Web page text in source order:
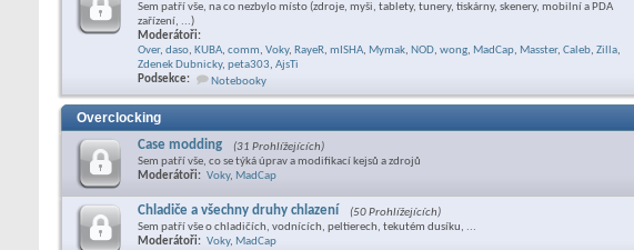
Sem patří vše, na co nezbylo místo (zdroje, myši, tablety, tunery, tiskárny, skenery, mobilní a PDA
zařízení, ...)
Moderátoři:
Over, daso, KUBA, comm, Voky, RayeR, mISHA, Mymak, NOD, wong, MadCap, Masster, Caleb, Zilla,
Zdenek Dubnicky, peta303, AjsTi
Podsekce:
Notebooky
Overclocking
Case modding
(31 Prohlížejících)
Sem patří vše, co se týká úprav a modifikací kejsů a zdrojů
Moderátoři: Voky, MadCap
Chladiče a všechny druhy chlazení
(50 Prohlížejících)
Sem patří vše o chladičích, vodnících, peltierech, tekutém dusíku, ...
Moderátoři: Voky, MadCap